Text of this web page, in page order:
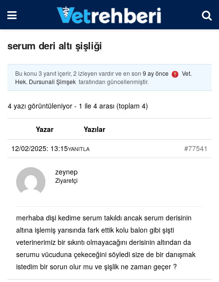
serum deri altı şişliği
Bu konu 3 yanıt içerir, 2 izleyen vardır ve en son 9 ay önce
Vet.
Hek. Dursunali Şimşek tarafından güncellenmiştir.
4 yazı görüntüleniyor - 1 ile 4 arası (toplam 4)
Yazar
Yazılar
12/02/2025: 13:15
#77541
YANITLA
zeynep
Ziyaretçi
merhaba dişi kedime serum takıldı ancak serum derisinin
altına işlemiş yarısında fark ettik kolu balon gibi şişti
veterinerimiz bir sıkıntı olmayacağını derisinin altından da
serumu vücuduna çekeceğini söyledi size de bir danışmak
istedim bir sorun olur mu ve şişlik ne zaman geçer ?